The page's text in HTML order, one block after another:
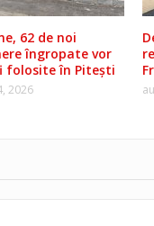
62 de noi
îngropate vor
folosite în Pitești
2026